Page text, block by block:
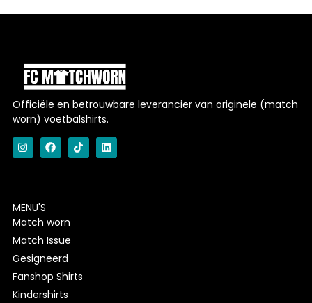
Officiële en betrouwbare leverancier van originele (match
worn) voetbalshirts.
MENU'S
Match worn
Match Issue
Gesigneerd
Fanshop Shirts
Kindershirts